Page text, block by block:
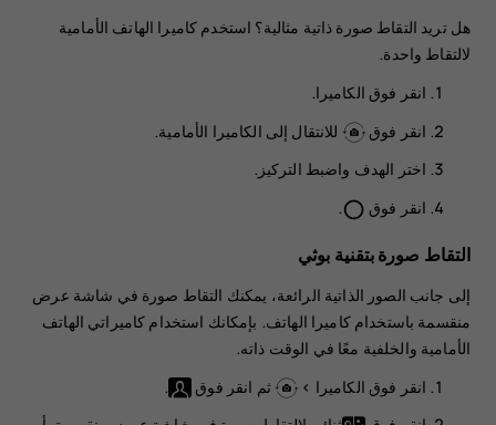
هل تريد التقاط صورة ذاتية مثالية؟ استخدم كاميرا الهاتف الأمامية
لالتقاط واحدة.
انقر فوق الكاميرا.
انقر فوق
للانتقال إلى الكاميرا الأمامية.
اختر الهدف واضبط التركيز.
انقر فوق panorama_fish_eye
.
التقاط صورة بتقنية بوثي
إلى جانب الصور الذاتية الرائعة، يمكنك التقاط صورة في شاشة عرض
منقسمة باستخدام كاميرا الهاتف. بإمكانك استخدام كاميراتي الهاتف
الأمامية والخلفية معًا في الوقت ذاته.
انقر فوق الكاميرا > ثم انقر فوق
.